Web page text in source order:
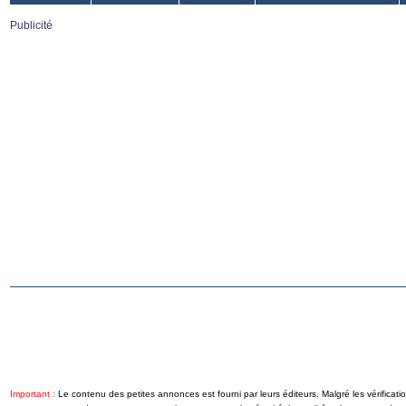
Publicité
Important : Le contenu des petites annonces est fourni par leurs éditeurs. Malgré les